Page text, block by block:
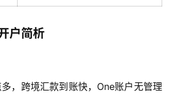
户简析
，跨境汇款到账快，One账户无管理